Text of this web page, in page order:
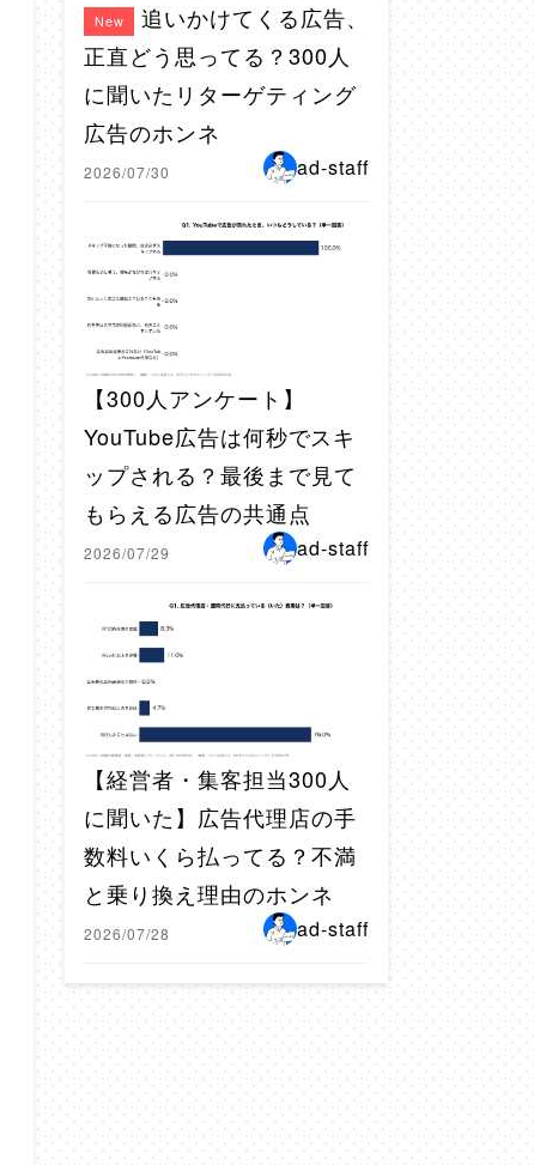
New
追いかけてくる広告、
正直どう思ってる？300人
に聞いたリターゲティング
広告のホンネ
2026/07/30 ad-staff
【300人アンケート】
YouTube広告は何秒でスキ
ップされる？最後まで見て
もらえる広告の共通点
2026/07/29 ad-staff
【経営者・集客担当300人
に聞いた】広告代理店の手
数料いくら払ってる？不満
と乗り換え理由のホンネ
2026/07/28 ad-staff